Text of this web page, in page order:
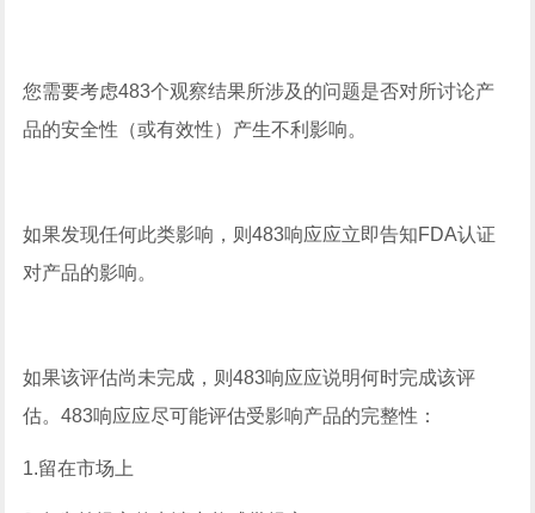
您需要考虑483个观察结果所涉及的问题是否对所讨论产
品的安全性（或有效性）产生不利影响。
如果发现任何此类影响，则483响应应立即告知FDA认证
对产品的影响。
如果该评估尚未完成，则483响应应说明何时完成该评
估。483响应应尽可能评估受影响产品的完整性：
1.留在市场上